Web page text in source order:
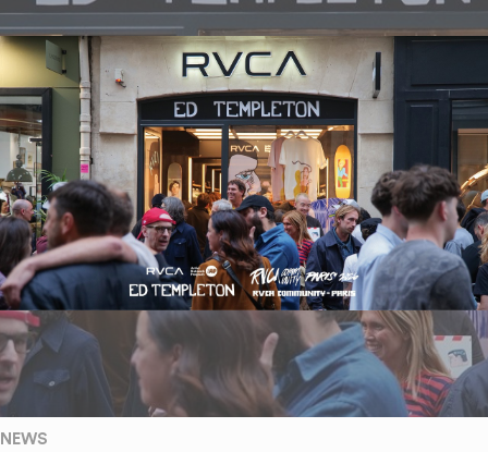
NEWS